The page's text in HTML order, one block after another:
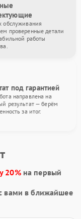
обслуживания
проверенные детали
работы
под гарантией
направлена на
результат — берём
за итог.
20%на первый
вами в ближайшее